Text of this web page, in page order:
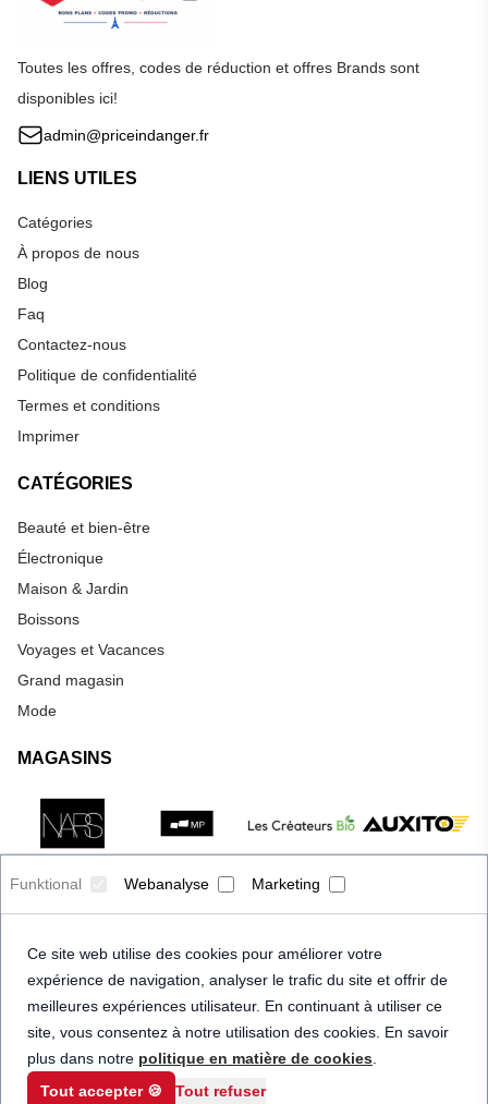
Funktional Webanalyse Marketing
Ce site web utilise des cookies pour améliorer votre
expérience de navigation, analyser le trafic du site et offrir de
meilleures expériences utilisateur. En continuant à utiliser ce
site, vous consentez à notre utilisation des cookies. En savoir
plus dans notre politique en matière de cookies
Tout accepter 🍪
Tout refuser
Toutes les offres, codes de réduction et offres Brands sont
disponibles ici!
admin@priceindanger.fr
LIENS UTILES
Catégories
À propos de nous
Blog
Faq
Contactez-nous
Politique de confidentialité
Termes et conditions
Imprimer
CATÉGORIES
Beauté et bien-être
Électronique
Maison & Jardin
Boissons
Voyages et Vacances
Grand magasin
Mode
MAGASINS
© 2026 Priceindanger. Tous droits réservés.